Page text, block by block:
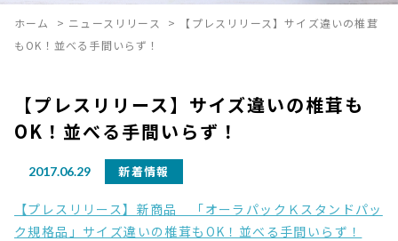
ホーム > ニュースリリース >
【プレスリリース】サイズ違いの椎茸
もOK！並べる手間いらず！
【プレスリリース】サイズ違いの椎茸も
OK！並べる手間いらず！
2017.06.29 新着情報
【プレスリリース】新商品 「オーラパックＫスタンドパッ
ク規格品」サイズ違いの椎茸もOK！並べる手間いらず！